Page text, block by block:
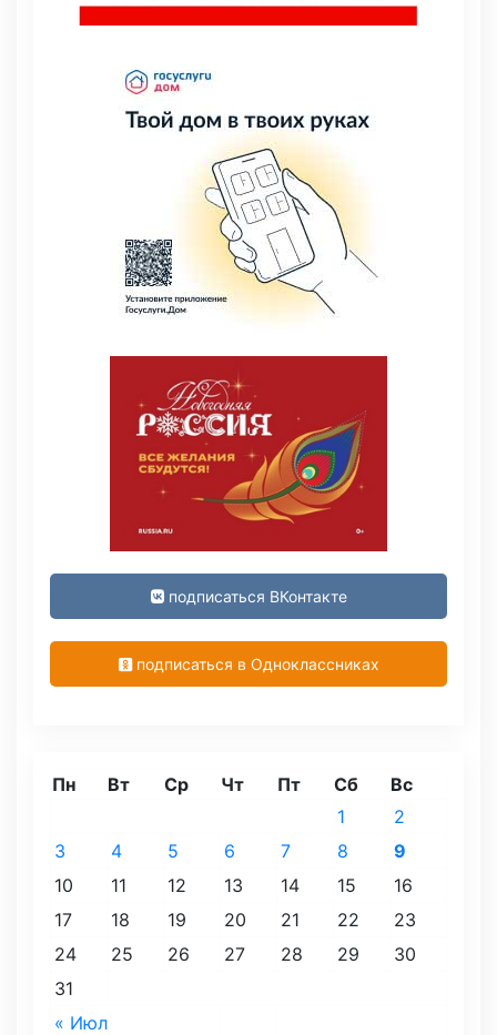
подписаться ВКонтакте
подписаться в Одноклассниках
Пн Вт Ср Чт Пт Сб Вс
« Июл
1
2
3
4 5 6 7 8
9
10
11 12 13 14 15
16
17
18 19 20 21 22
23
24
25 26 27 28 29
30
31